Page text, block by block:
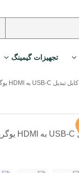
تجهیزات گیمینگ
کابل تبدیل USB-C به HDMI یوگرین مدل MM142 کد 50570